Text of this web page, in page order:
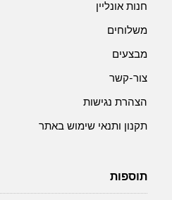
חנות אונליין
משלוחים
מבצעים
צור-קשר
הצהרת נגישות
תקנון ותנאי שימוש באתר
תוספות